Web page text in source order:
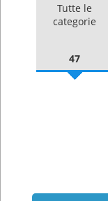
Tutte le
categorie
47